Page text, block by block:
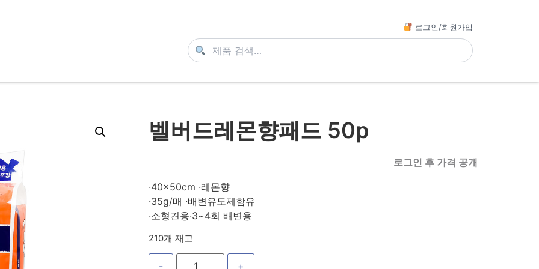
로그인/회원가입
벨버드레몬향패드 50p
로그인 후 가격 공개
·40x50cm ·레몬향
·35g/매 ·배변유도제함유
·소형견용·3~4회 배변용
210개 재고
- +